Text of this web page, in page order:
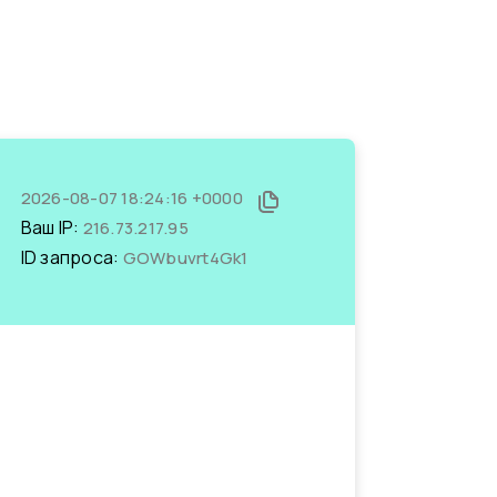
2026-08-07 18:24:16 +0000
Ваш IP: 216.73.217.95
ID запроса: GOWbuvrt4Gk1